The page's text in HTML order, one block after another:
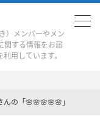
）メンバーやメン
関する情報をお届
用しています。
の「🌸🌸🌸🌸🌸」